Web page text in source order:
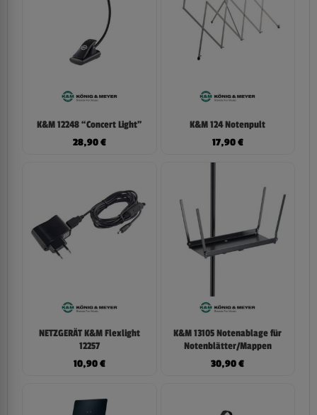
K&M 12248 “Concert Light”
28,90€
K&M 124 Notenpult
17,90€
NETZGERÄT K&M Flexlight
12257
10,90€
K&M 13105 Notenablage für
Notenblätter/Mappen
30,90€